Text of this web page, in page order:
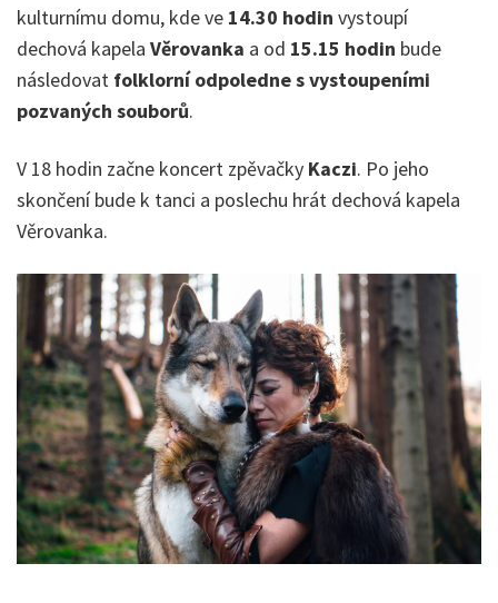
kulturnímu domu, kde ve 14.30 hodin vystoupí
dechová kapela Věrovanka a od 15.15 hodin bude
následovat folklorní odpoledne s vystoupeními
pozvaných souborů.
V 18 hodin začne koncert zpěvačky Kaczi. Po jeho
skončení bude k tanci a poslechu hrát dechová kapela
Věrovanka.